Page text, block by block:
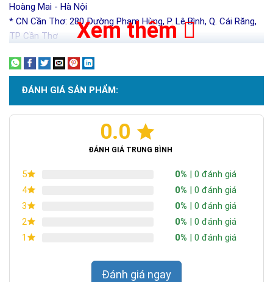
Hoàng Mai - Hà Nội
* CN Cần Thơ: 280 Đường Phạm Hùng, P. Lê Bình, Q. Cái Răng,
TP Cần Thơ
Xem thêm
ĐÁNH GIÁ SẢN PHẨM:
0.0
ĐÁNH GIÁ TRUNG BÌNH
5 0% | 0 đánh giá
4
0% | 0 đánh giá
3
0% | 0 đánh giá
2
0% | 0 đánh giá
1
0% | 0 đánh giá
Đánh giá ngay